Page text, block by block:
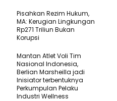
Pisahkan Rezim Hukum,
MA: Kerugian Lingkungan
Rp271 Triliun Bukan
Korupsi
Mantan Atlet Voli Tim
Nasional Indonesia,
Berlian Marsheilla jadi
Inisiator terbentuknya
Perkumpulan Pelaku
Industri Wellness